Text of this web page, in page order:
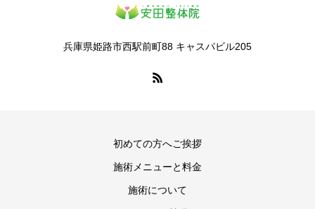
兵庫県姫路市西駅前町88 キャスパビル205
初めての方へご挨拶
施術メニューと料金
施術について